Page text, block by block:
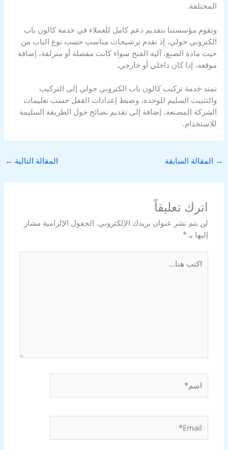
المختلفة.
وتقوم مؤسستنا بتقديم دعم كامل للعملاء في خدمة كالون باب
الكتروني حولي، إذ تقدم ترشيحات مناسب حسب نوع الباب من
حيث مادة الصنع، آلية الفتح سواء كانت مفصلة أو منزلقة، إضافة
موقعه، إذا كان داخلي أو خارجي.
تمتد خدمة تركيب كالون باب الكتروني حولي إلى التركيب
والتثبيت السليم للوحدة، وضبط إعدادات القفل حسب تعليمات
الشركة المصنعة، إضافة إلى تقديم نصائح حول الطريقة السليمة
للاستخدام.
→ المقالة السابقة المقالة التالية ←
اترك تعليقاً
لن يتم نشر عنوان بريدك الإلكتروني. الحقول الإلزامية مشار
إليها بـ*
هنا...